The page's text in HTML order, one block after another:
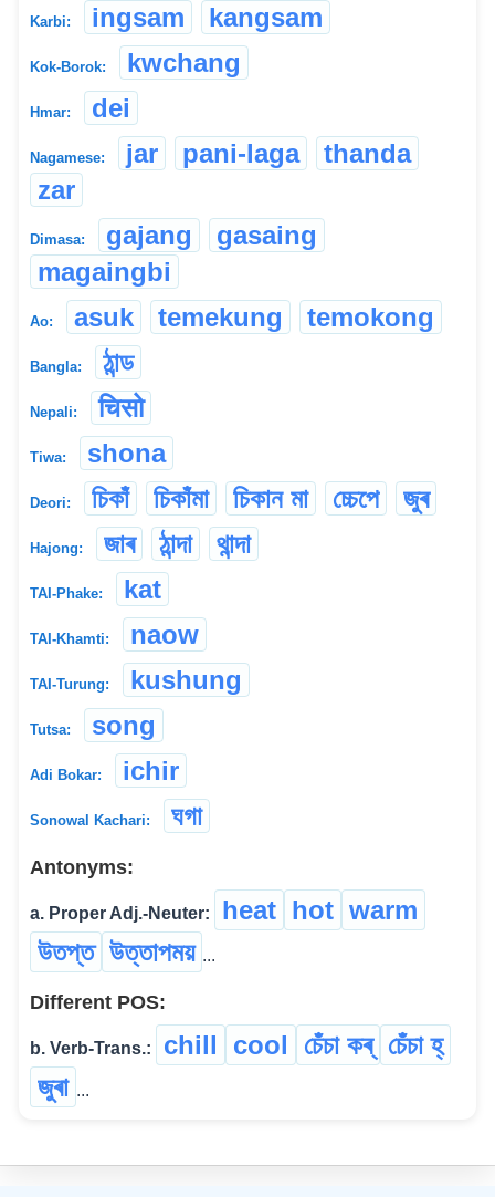
Karbi: ingsam kangsam
Kok-Borok: kwchang
Hmar: dei
Nagamese: jar pani-laga
thanda
zar
Dimasa: gajang
gasaing
magaingbi
Ao: asuk temekung temokong
Bangla: ঠান্ড
Nepali: चिसो
Tiwa: shona
Deori: চিকাঁ চিকাঁমা চিকান মা চ্চেপে জুৰ
Hajong: জাৰ ঠান্দা থান্দা
TAI-Phake: kat
TAI-Khamti: naow
TAI-Turung: kushung
Tutsa: song
Adi Bokar: ichir
Sonowal Kachari: ঘগা
Antonyms:
a. Proper Adj.-Neuter: heat hot warm
উতপ্ত উত্তাপময় ...
Different POS:
b. Verb-Trans.: chill cool চেঁচা কৰ্ চেঁচা হ্
জুৰা ...